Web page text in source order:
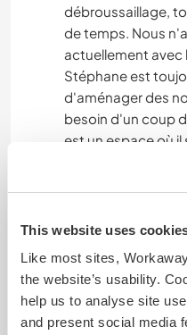
This website uses
Like most sites,
the website’s usability.
help us to analyse site
and present social media
débroussaillage,
de temps. Nous
actuellement avec
Stéphane est
d'aménager des
besoin d'un coup
est un espace où
choses et où les
aménagement en
construction du
faites ensemble,
n'est pas